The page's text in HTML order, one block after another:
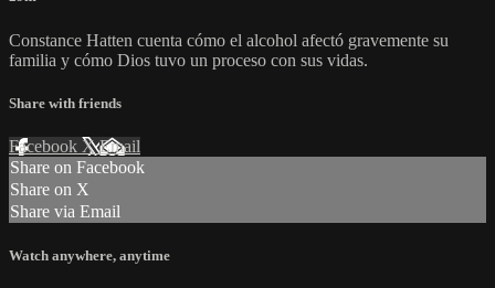
Constance Hatten cuenta cómo el alcohol afectó gravemente su
familia y cómo Dios tuvo un proceso con sus vidas.
Share with friends
Facebook XEmail
Share on Facebook
Share on X
Share via Email
Watch anywhere, anytime